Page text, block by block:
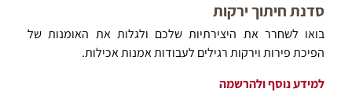
סדנת חיתוך ירקות
בואו לשחרר את היצירתיות שלכם ולגלות את האומנות של
הפיכת פירות וירקות רגילים לעבודות אמנות אכילות.
למידע נוסף ולהרשמה